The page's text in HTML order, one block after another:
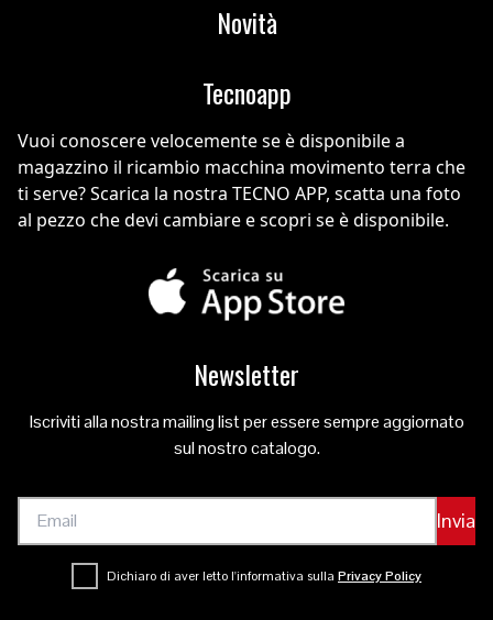
Novità
Tecnoapp
Vuoi conoscere velocemente se è disponibile a
magazzino il ricambio macchina movimento terra che
ti serve? Scarica la nostra TECNO APP, scatta una foto
al pezzo che devi cambiare e scopri se è disponibile.
Newsletter
Iscriviti alla nostra mailing list per essere sempre aggiornato
sul nostro catalogo.
Invia
Dichiaro di aver letto l'informativa sulla Privacy Policy